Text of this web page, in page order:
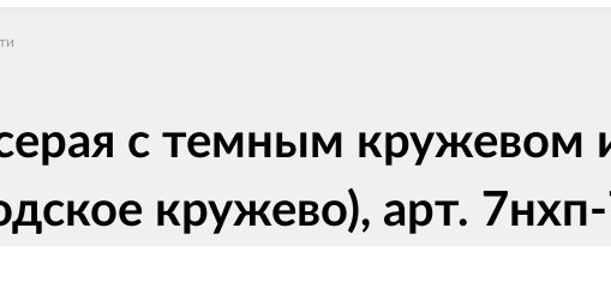
с темным кружевом
кружево), арт.